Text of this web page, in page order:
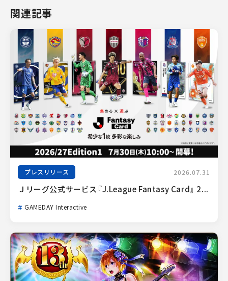
関連記事
プレスリリース 2026.07.31
Ｊリーグ公式サービス『J.League Fantasy Card』 2...
GAMEDAY Interactive